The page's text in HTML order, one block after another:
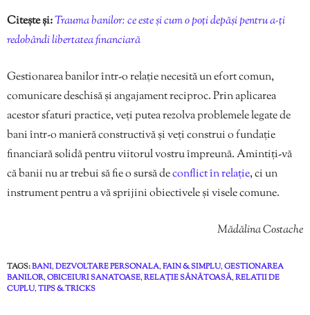
Citește și:Trauma banilor: ce este și cum o poți depăși pentru a-ți
redobândi libertatea financiară
Gestionarea banilor într-o relație necesită un efort comun,
comunicare deschisă și angajament reciproc. Prin aplicarea
acestor sfaturi practice, veți putea rezolva problemele legate de
bani într-o manieră constructivă și veți construi o fundație
financiară solidă pentru viitorul vostru împreună. Amintiți-vă
că banii nu ar trebui să fie o sursă deconflict în relație, ci un
instrument pentru a vă sprijini obiectivele și visele comune.
Mădălina Costache
TAGS:BANI,DEZVOLTARE PERSONALA,FAIN & SIMPLU,GESTIONAREA
BANILOR,OBICEIURI SANATOASE,RELAȚIE SĂNĂTOASĂ,RELATII DE
CUPLU,TIPS & TRICKS